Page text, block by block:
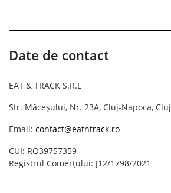
Date de contact
EAT & TRACK S.R.L
Str. Măceșului, Nr. 23A, Cluj-Napoca, Cluj
Email: contact@eatntrack.ro
CUI: RO39757359
Registrul Comerțului: J12/1798/2021